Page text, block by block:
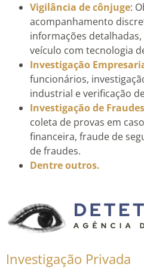
Vigilância de cônjuge:
acompanhamento
informações
veículo com tecnologia
Investigação
funcionários,
industrial e verificação
Investigação de Fraudes
coleta de provas em
financeira, fraude de
de fraudes.
Dentre outros.
Investigação Privada